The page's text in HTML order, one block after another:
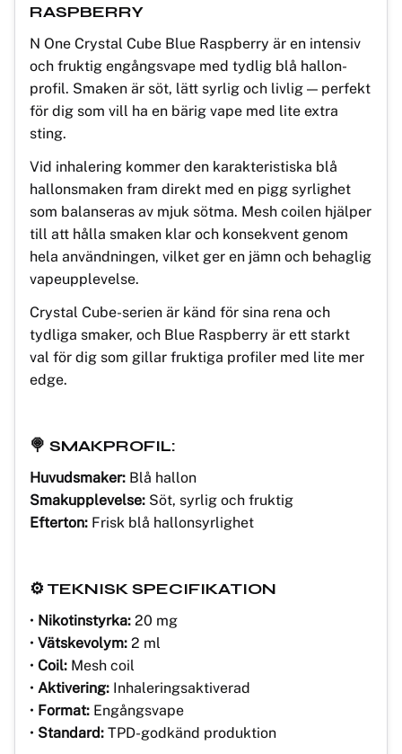
RASPBERRY
N One Crystal Cube Blue Raspberry är en intensiv
och fruktig engångsvape med tydlig blå hallon-
profil. Smaken är söt, lätt syrlig och livlig — perfekt
för dig som vill ha en bärig vape med lite extra
sting.
Vid inhalering kommer den karakteristiska blå
hallonsmaken fram direkt med en pigg syrlighet
som balanseras av mjuk sötma. Mesh coilen hjälper
till att hålla smaken klar och konsekvent genom
hela användningen, vilket ger en jämn och behaglig
vapeupplevelse.
Crystal Cube-serien är känd för sina rena och
tydliga smaker, och Blue Raspberry är ett starkt
val för dig som gillar fruktiga profiler med lite mer
edge.
🍭 SMAKPROFIL:
Huvudsmaker: Blå hallon
Smakupplevelse: Söt, syrlig och fruktig
Efterton: Frisk blå hallonsyrlighet
⚙️ TEKNISK SPECIFIKATION
• Nikotinstyrka: 20 mg
• Vätskevolym: 2 ml
• Coil: Mesh coil
• Aktivering: Inhaleringsaktiverad
• Format: Engångsvape
• Standard: TPD-godkänd produktion